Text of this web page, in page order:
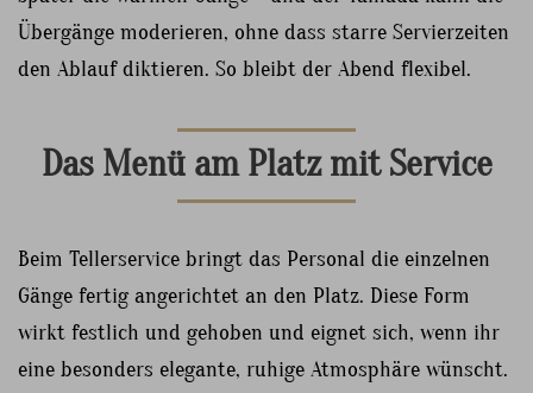
Übergänge moderieren, ohne dass starre Servierzeiten
den Ablauf diktieren. So bleibt der Abend flexibel.
Das Menü am Platz mit Service
Beim Tellerservice bringt das Personal die einzelnen
Gänge fertig angerichtet an den Platz. Diese Form
wirkt festlich und gehoben und eignet sich, wenn ihr
eine besonders elegante, ruhige Atmosphäre wünscht.